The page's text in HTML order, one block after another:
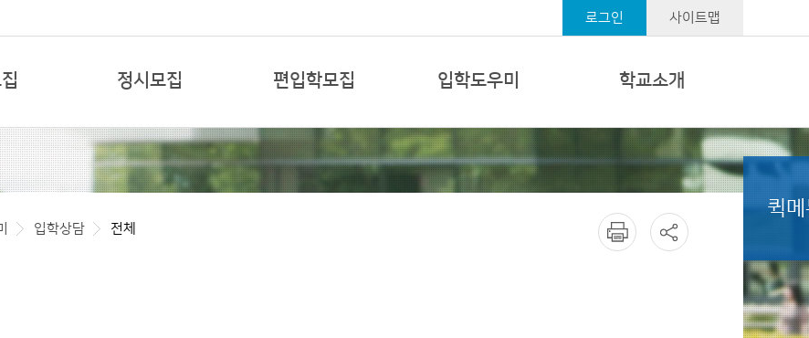
로그인 사이트맵
정시모집 편입학모집 입학도우미 학교소개
입학상담 전체
퀵